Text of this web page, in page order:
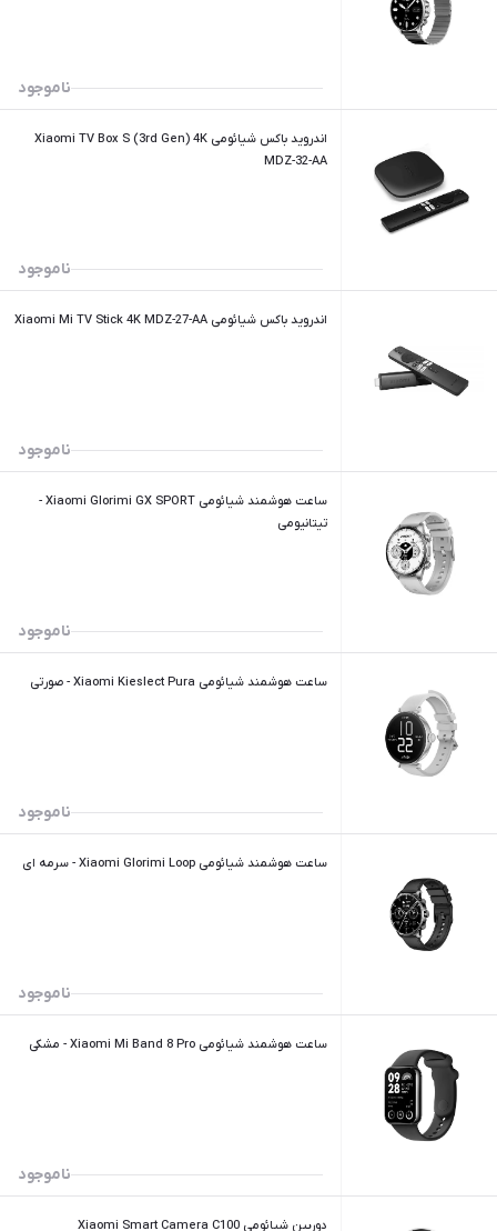
ناموجود
اندروید باکس شیائومی Xiaomi TV Box S (3rd Gen) 4K
MDZ-32-AA
ناموجود
اندروید باکس شیائومی Xiaomi Mi TV Stick 4K MDZ-27-AA
ناموجود
ساعت هوشمند شیائومی Xiaomi Glorimi GX SPORT -
تیتانیومی
ناموجود
ساعت هوشمند شیائومی Xiaomi Kieslect Pura - صورتی
ناموجود
ساعت هوشمند شیائومی Xiaomi Glorimi Loop - سرمه ای
ناموجود
ساعت هوشمند شیائومی Xiaomi Mi Band 8 Pro - مشکی
ناموجود
دوربین شیائومی Xiaomi Smart Camera C100